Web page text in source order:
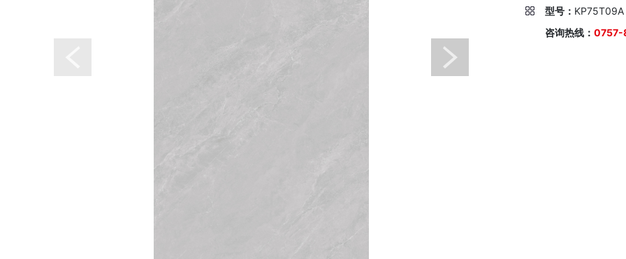
型号： KP75T09A
咨询热线： 0757-